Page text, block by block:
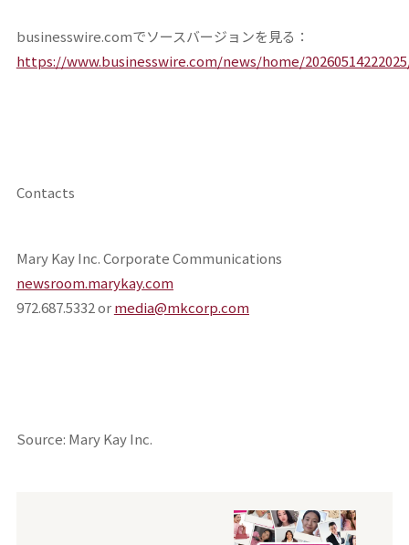
businesswire.comでソースバージョンを見る：
https://www.businesswire.com/news/home/
Contacts
Mary Kay Inc. Corporate Communications
newsroom.marykay.com
972.687.5332 ormedia@mkcorp.com
Source: Mary Kay Inc.